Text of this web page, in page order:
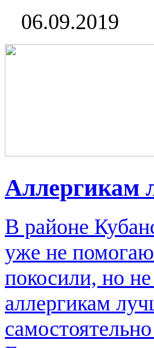
06.09.2019
Аллергикам
В районе
уже не
покосили, но
аллергикам